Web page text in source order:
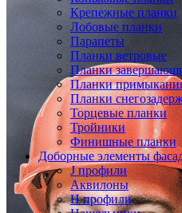
Крепежные планки
Лобовые планки
Парапеты
Планки ветровые
Планки
Планки
Планки
Торцевые планки
Тройники
Финишные планки
Доборные элементы
J профили
Аквилоны
Н профили